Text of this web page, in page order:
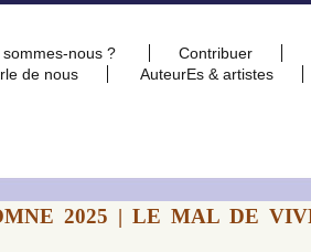
sommes-nous ?
Contribuer
de nous AuteurEs & artistes
2025 | LE MAL DE